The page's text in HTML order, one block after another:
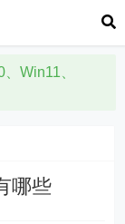
Win11、
哪些